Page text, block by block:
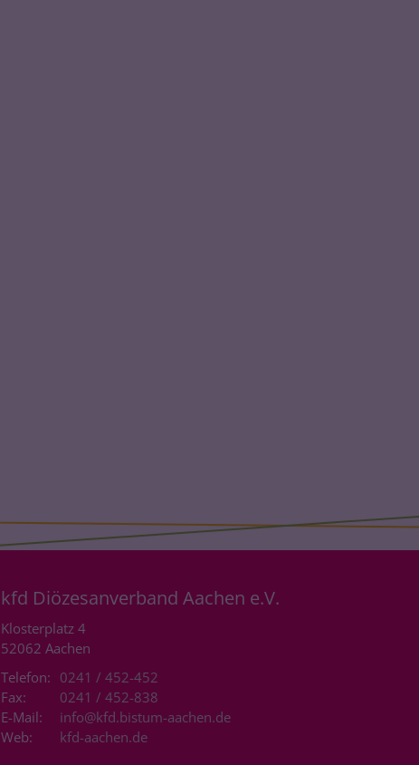
kfd Diözesanverband Aachen e.V.
Klosterplatz 4
52062 Aachen
Telefon: 0241 / 452-452
Fax:
0241 / 452-838
E-Mail:
info@kfd.bistum-aachen.de
Web:
kfd-aachen.de